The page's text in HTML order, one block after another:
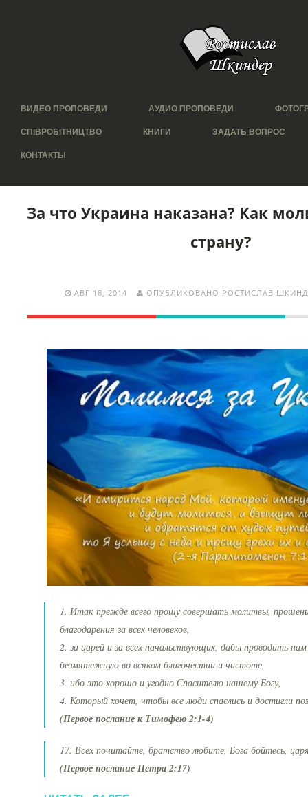
ВИДЕО ПРОПОВЕДИ АУДИО ПРОПОВЕДИ
СПІВРОБІТНИЦТВО КНИГИ ЗАДАТЬ ВОПРОС
КОНТАКТЫ
За что Украина наказана? Как
страну?
АВГ 18, 2014 ОПУБЛИКОВАНО РОСТИСЛАВ
1. Итак прежде всего прошу совершать молитвы,
благодарения за всех человеков,
2. за царей и за всех начальствующих, дабы проводить
безмятежную во всяком благочестии и чистоте,
3. ибо это хорошо и угодно Спасителю нашему Богу,
4. Который хочет, чтобы все люди спаслись и достигли
(Первое послание к Тимофею 2:1-4)
17. Всех почитайте, братство любите, Бога бойтесь,
(Первое послание Петра 2:17)